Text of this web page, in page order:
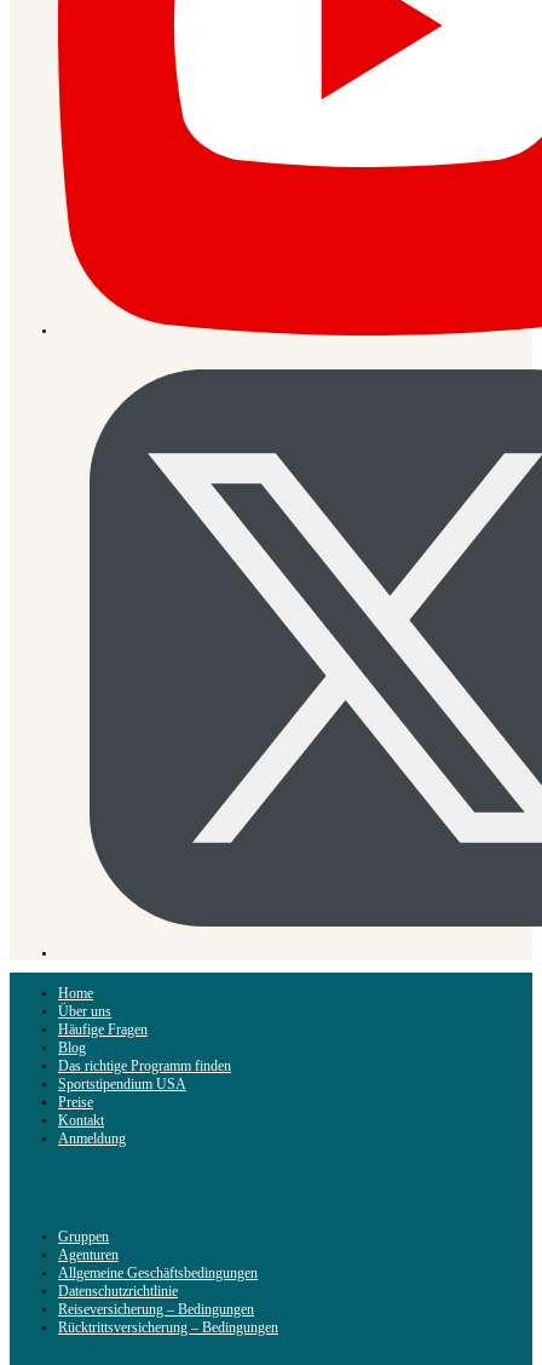
Home
Über uns
Häufige Fragen
Blog
Das richtige Programm finden
Sportstipendium USA
Preise
Kontakt
Anmeldung
Gruppen
Agenturen
Allgemeine Geschäftsbedingungen
Datenschutzrichtlinie
Reiseversicherung – Bedingungen
Rücktrittsversicherung – Bedingungen